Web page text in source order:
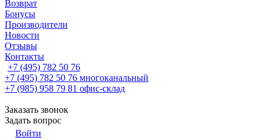
Возврат
Бонусы
Производители
Новости
Отзывы
Контакты
+7 (495) 782 50 76
+7 (495) 782 50 76 многоканальный
+7 (985) 958 79 81 офис-склад
Заказать звонок
Задать вопрос
Войти